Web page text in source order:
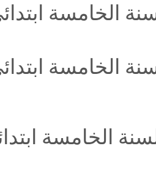
الخامسة
الخامسة
الخامسة